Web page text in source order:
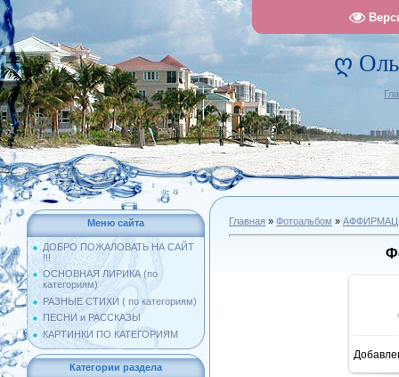
ღ
Меню сайта
ДОБРО ПОЖАЛОВАТЬ НА САЙТ
!!!
ОСНОВНАЯ ЛИРИКА (по
категориям)
РАЗНЫЕ СТИХИ ( по категориям)
ПЕСНИ и РАССКАЗЫ
КАРТИНКИ ПО КАТЕГОРИЯМ
Категории раздела
Главная » Фотоальбом »